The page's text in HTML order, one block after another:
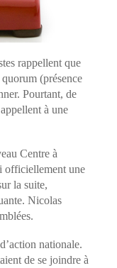
rappellent que
(présence
Pourtant, de
à une
Centre à
officiellement une
la suite,
Nicolas
nationale.
de se joindre à